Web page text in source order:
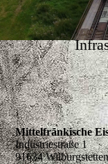
Mittelfränkische
Industriestraße 1
91634